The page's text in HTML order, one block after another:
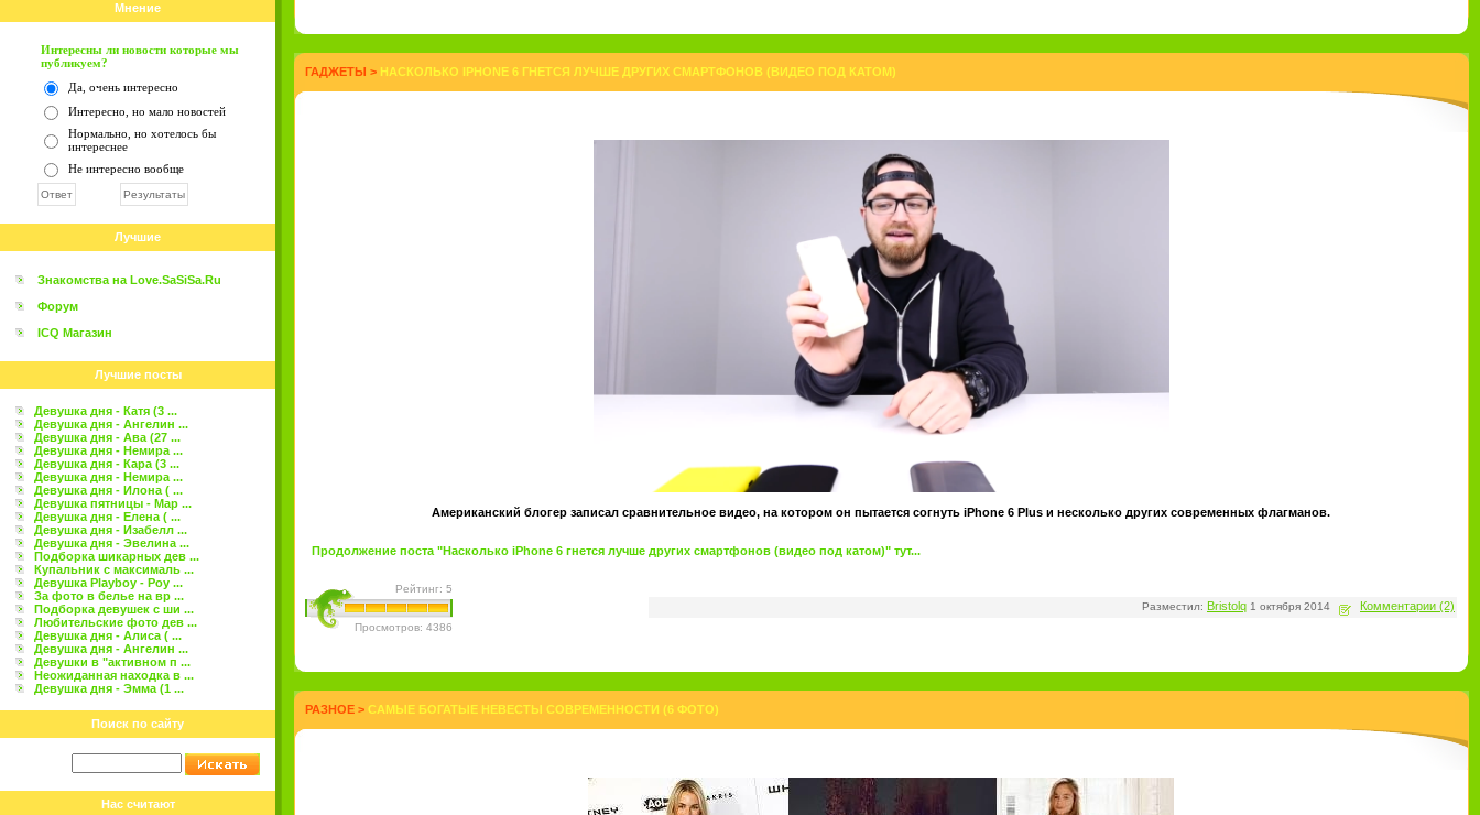
Мнение
Интересны ли новости которые мы
публикуем?
Да, очень интересно
Интересно, но мало новостей
Нормально, но хотелось бы
интереснее
Не интересно вообще
Лучшие
Знакомства на Love.SaSiSa.Ru
Форум
ICQ Магазин
Лучшие посты
Девушка дня - Катя (3 ...
Девушка дня - Ангелин ...
Девушка дня - Ава (27 ...
Девушка дня - Немира ...
Девушка дня - Кара (3 ...
Девушка дня - Немира ...
Девушка дня - Илона ( ...
Девушка пятницы - Мар ...
Девушка дня - Елена ( ...
Девушка дня - Изабелл ...
Девушка дня - Эвелина ...
Подборка шикарных дев ...
Купальник с максималь ...
Девушка Playboy - Роу ...
За фото в белье на вр ...
Подборка девушек с ши ...
Любительские фото дев ...
Девушка дня - Алиса ( ...
Девушка дня - Ангелин ...
Девушки в "активном п ...
Неожиданная находка в ...
Девушка дня - Эмма (1 ...
Поиск по сайту
Нас считают
ГАДЖЕТЫ > НАСКОЛЬКО IPHONE 6 ГНЕТСЯ ЛУЧШЕ ДРУГИХ СМАРТФОНОВ (ВИДЕО ПОД КАТОМ)
Американский блогер записал сравнительное видео, на котором он пытается согнуть iPhone 6 Plus и несколько других современных флагманов.
Продолжение поста "Насколько iPhone 6 гнется лучше других смартфонов (видео под катом)" тут...
Рейтинг: 5
Просмотров: 4386
Разместил: Bristolq 1 октября 2014 Комментарии (2)
РАЗНОЕ > САМЫЕ БОГАТЫЕ НЕВЕСТЫ СОВРЕМЕННОСТИ (6 ФОТО)